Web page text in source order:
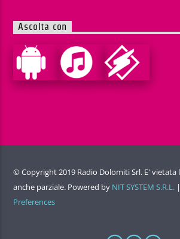
Ascolta con
© Copyright 2019 Radio Dolomiti Srl. E'
anche parziale. Powered by NIT SYSTEM S.R.L. |
Preferences